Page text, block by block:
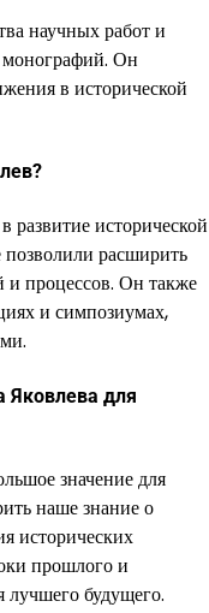
научных работ и
монографий. Он
в исторической
развитие исторической
расширить
процессов. Он также
и симпозиумах,
Яковлева для
значение для
наше знание о
исторических
прошлого и
лучшего будущего.